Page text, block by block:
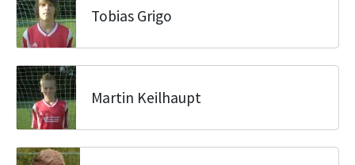
Tobias Grigo
Martin Keilhaupt